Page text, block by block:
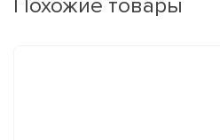
Похожие товары